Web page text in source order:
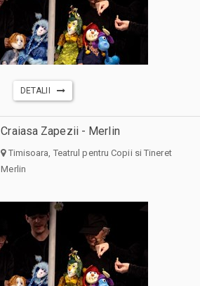
DETALII
Craiasa Zapezii - Merlin
Timisoara, Teatrul pentru Copii si Tineret
Merlin